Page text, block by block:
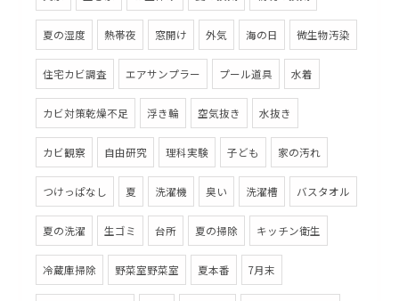
夏の湿度 熱帯夜 窓開け 外気 海の日 微生物汚染
住宅カビ調査 エアサンプラー プール道具 水着
カビ対策乾燥不足 浮き輪 空気抜き 水抜き
カビ観察 自由研究 理科実験 子ども 家の汚れ
つけっぱなし 夏 洗濯機 臭い 洗濯槽 バスタオル
夏の洗濯 生ゴミ 台所 夏の掃除 キッチン衛生
冷蔵庫掃除 野菜室野菜室 夏本番 7月末